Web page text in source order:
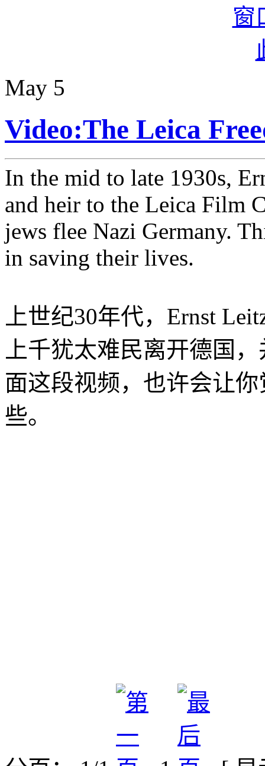
May 5
Video:The Leica
In the mid to late 1930s,
and heir to the Leica Film
jews flee Nazi Germany.
in saving their lives.
上世纪30年代，Ernst
上千犹太难民离开德国
面这段视频，也许会让
些。